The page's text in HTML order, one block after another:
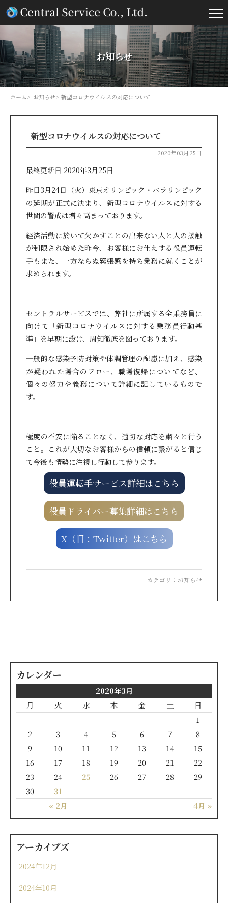
お知らせ
ホーム お知らせ 新型コロナウイルスの対応について
新型コロナウイルスの対応について
2020年03月25日
最終更新日 2020年3月25日
昨日3月24日（火）東京オリンピック・パラリンピック
の延期が正式に決まり、新型コロナウイルスに対する
世間の警戒は増々高まっております。
経済活動に於いて欠かすことの出来ない人と人の接触
が制限され始めた昨今、お客様にお仕えする役員運転
手もまた、一方ならぬ緊張感を持ち業務に就くことが
求められます。
セントラルサービスでは、弊社に所属する全乗務員に
向けて「新型コロナウイルスに対する乗務員行動基
準」を早期に設け、周知徹底を図っております。
一般的な感染予防対策や体調管理の配慮に加え、感染
が疑われた場合のフロー、職場復帰についてなど、
個々の努力や義務について詳細に記しているもので
す。
極度の不安に陥ることなく、適切な対応を粛々と行う
こと。これが大切なお客様からの信頼に繋がると信じ
て今後も情勢に注視し行動して参ります。
役員運転手サービス詳細はこちら
役員ドライバー募集詳細はこちら
X（旧：Twitter）はこちら
カテゴリ： お知らせ
カレンダー
2020年3月
月
火 水 木 金 土 日
« 2月 4月 »
1
2
3 4 5 6 7
8
9
10 11 12 13 14
15
16
17 18 19 20 21
22
23
24 25 26 27 28
29
30
31
アーカイブズ
2024年12月
2024年10月